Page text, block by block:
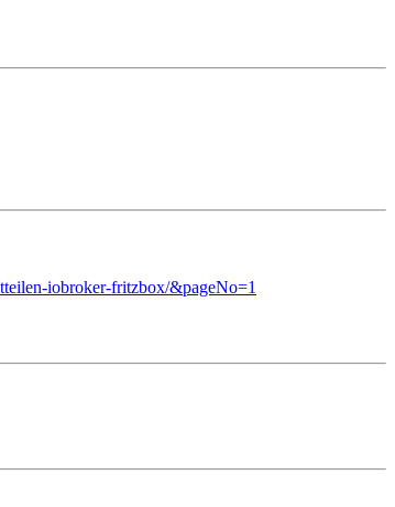
iobroker-fritzbox/&pageNo=1